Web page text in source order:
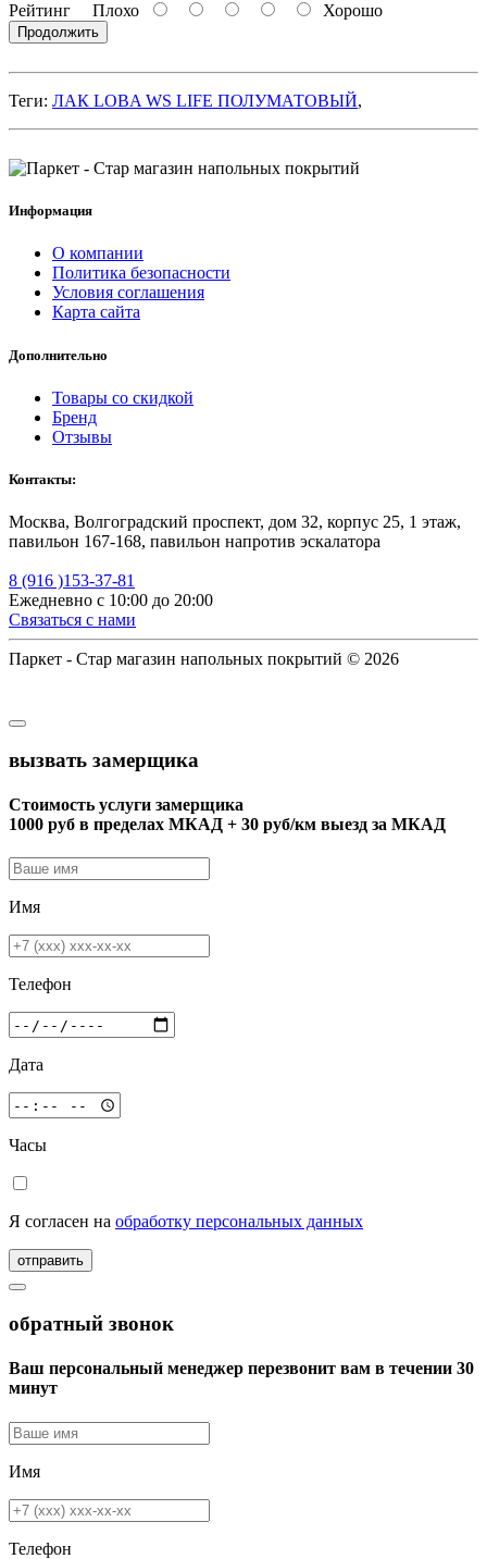
Рейтинг Плохо Хорошо
Продолжить
Теги: ЛАК LOBA WS LIFE ПОЛУМАТОВЫЙ,
Информация
О компании
Политика безопасности
Условия соглашения
Карта сайта
Дополнительно
Товары со скидкой
Бренд
Отзывы
Контакты:
Москва, Волгоградский проспект, дом 32, корпус 25, 1 этаж,
павильон 167-168, павильон напротив эскалатора
8 (916 )153-37-81
Ежедневно с 10:00 до 20:00
Связаться с нами
Паркет - Стар магазин напольных покрытий © 2026
вызвать замерщика
Стоимость услуги замерщика
1000 руб в пределах МКАД + 30 руб/км выезд за МКАД
Имя
Телефон
Дата
Часы
Я согласен на обработку персональных данных
отправить
обратный звонок
Ваш персональный менеджер перезвонит вам в течении 30
минут
Имя
Телефон